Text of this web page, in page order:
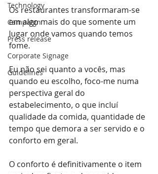
Technology
Campaign
Press release
Corporate Signage
Guidelines
Os restaurantes transformaram-se
em algo mais do que somente um
lugar onde vamos quando temos
fome.
Eu não sei quanto a vocês, mas
quando eu escolho, foco-me numa
perspectiva geral do
estabelecimento, o que incluí
qualidade da comida, quantidade de
tempo que demora a ser servido e o
conforto em geral.
O conforto é definitivamente o item